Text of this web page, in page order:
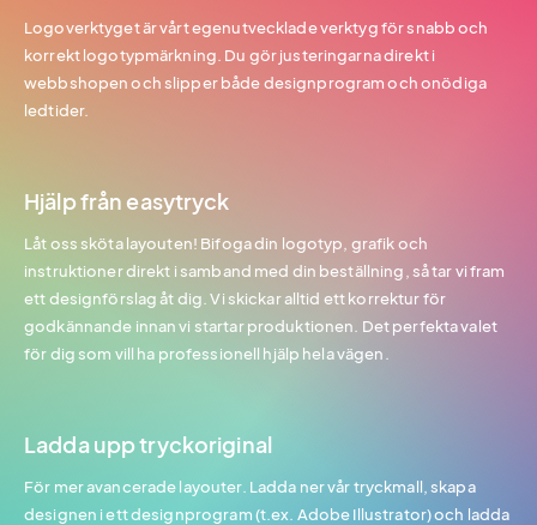
Logoverktyget är vårt egenutvecklade verktyg för snabb och
korrekt logotypmärkning. Du gör justeringarna direkt i
webbshopen och slipper både designprogram och onödiga
ledtider.
Hjälp från easytryck
Låt oss sköta layouten! Bifoga din logotyp, grafik och
instruktioner direkt i samband med din beställning, så tar vi fram
ett designförslag åt dig. Vi skickar alltid ett korrektur för
godkännande innan vi startar produktionen. Det perfekta valet
för dig som vill ha professionell hjälp hela vägen.
Ladda upp tryckoriginal
För mer avancerade layouter. Ladda ner vår tryckmall, skapa
designen i ett designprogram (t.ex. Adobe Illustrator) och ladda